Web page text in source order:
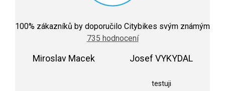
hodnocení
obchodu
je
100% zákazníků by doporučilo Citybikes svým známým
735 hodnocení
Miroslav Macek Josef VYKYDAL
testuji